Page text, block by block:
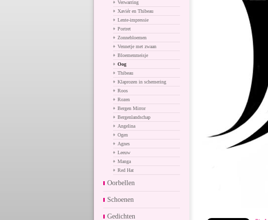
Verwarring
Xaviér en Thibeau
Lente-impressie
Portret
Zonnebloemen
Vennetje met zwaan
Bloemenmeisje
Oog
Thibeau
Klaprozen in schemering
Roos
Rozen
Bergen Mirror
Bergenlandschap
Angelina
Ogen
Agnes
Leeuw
Manga
Red Hat
Oorbellen
Schoenen
Gedichten